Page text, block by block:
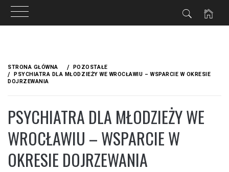
treściSTRONA GŁÓWNA
POZOSTAŁE
PSYCHIATRA DLA MŁODZIEŻY WE WROCŁAWIU – WSPARCIE W OKRESIE
DOJRZEWANIA
PSYCHIATRA DLA MŁODZIEŻY WE
WROCŁAWIU – WSPARCIE W
OKRESIE DOJRZEWANIA